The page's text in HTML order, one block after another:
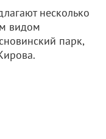
несколько
видом
парк,